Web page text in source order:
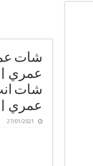
شات
عمري |
شات
عمري | oamry.com
27/01/2021